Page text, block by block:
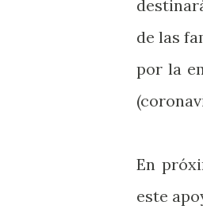
de las
por la
En
este